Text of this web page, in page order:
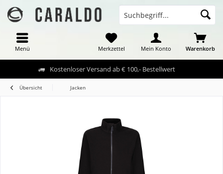
Kostenloser Versand ab € 100,- Bestellwert
Menü Warenkorb
Merkzettel Mein Konto
Übersicht Jacken